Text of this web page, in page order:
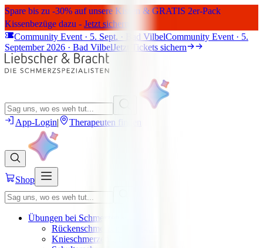
Spare bis zu -30% auf unsere Kissen & GRATIS 2er-Pack
Kissenbezüge dazu - Jetzt sichern
Community Event · 5. Sept. · Bad VilbelCommunity Event · 5.
September 2026 · Bad VilbelJetzt Tickets sichern
App-Login| Therapeuten finden
Shop
Übungen bei Schmerzen
Rückenschmerzen Übungen
Knieschmerzen Übungen